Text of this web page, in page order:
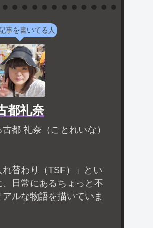
事を書いてる人
都礼奈
都 礼奈（ことれいな）
替わり（TSF）」とい
日常にあるちょっと不
ルな物語を描いていま